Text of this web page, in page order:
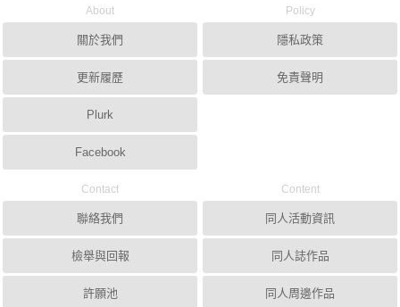
About
關於我們
更新履歷
Plurk
Facebook
Policy
隱私政策
免責聲明
Contact
聯絡我們
檢舉與回報
許願池
Content
同人活動資訊
同人誌作品
同人周邊作品